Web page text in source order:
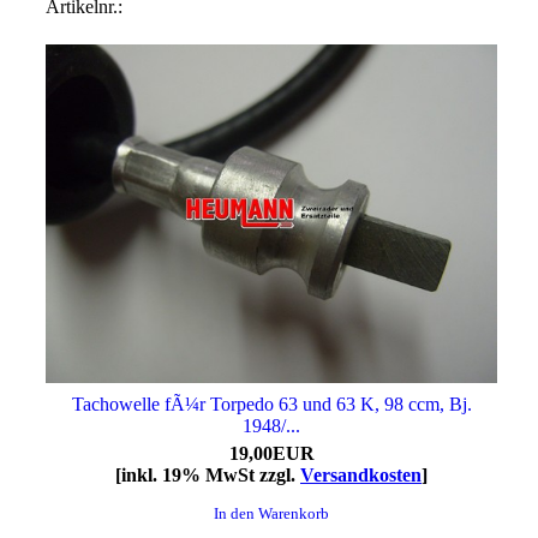
Artikelnr.:
Tachowelle fÃ¼r Torpedo 63 und 63 K, 98 ccm, Bj.
1948/...
19,00EUR
[inkl. 19% MwSt zzgl. Versandkosten]
In den Warenkorb